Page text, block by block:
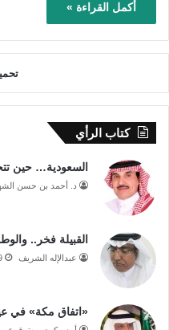
أكمل القراءة »
كتاب الرأي
السعودية… حين
د. أحمد بن حسن
القبيلة فخر..
عبدالإله الشريف
«اتفاق مكة» في